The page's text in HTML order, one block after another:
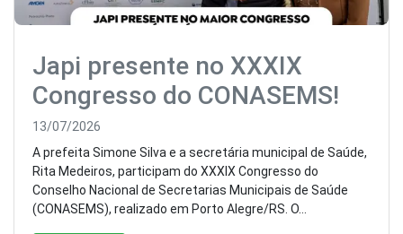
Japi presente no XXXIX
Congresso do CONASEMS!
13/07/2026
A prefeita Simone Silva e a secretária municipal de Saúde,
Rita Medeiros, participam do XXXIX Congresso do
Conselho Nacional de Secretarias Municipais de Saúde
(CONASEMS), realizado em Porto Alegre/RS. O...